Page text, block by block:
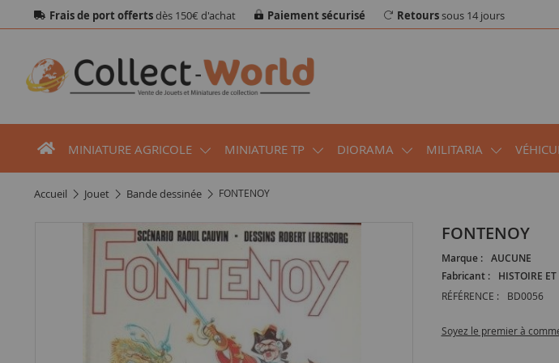
Frais de port offertsdès 150€ d'achat Paiement sécurisé Retourssous 14 jours
MINIATURE AGRICOLE MINIATURE TP DIORAMA MILITARIA
accueil jouet bande dessinée FONTENOY
FONTENOY
Marque :
AUCUNE
Fabricant :
HISTOIRE
RÉFÉRENCE : BD0056
Soyez le premier à